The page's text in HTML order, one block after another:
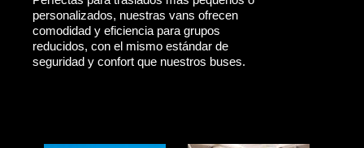
personalizados, nuestras vans ofrecen
comodidad y eficiencia para grupos
reducidos, con el mismo estándar de
seguridad y confort que nuestros buses.